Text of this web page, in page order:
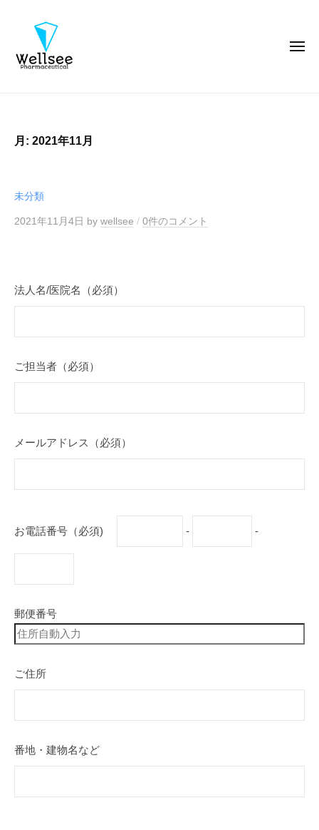
製
社
メ
月: 2021年11月
未分類
2021年11月4日 by wellsee / 0件のコメント
法人名/医院名（必須）
ご担当者（必須）
メールアドレス（必須）
お電話番号（必須) - -
郵便番号
ご住所
番地・建物名など
シ
ー
式